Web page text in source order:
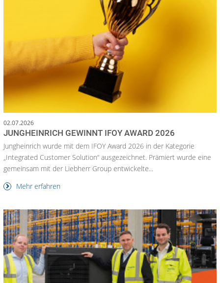
02.07.2026
JUNGHEINRICH GEWINNT IFOY AWARD 2026
Jungheinrich wurde mit dem IFOY Award 2026 in der Kategorie
„Integrated Customer Solution“ ausgezeichnet. Prämiert wurde eine
gemeinsam mit der Liebherr Group entwickelte...
Mehr erfahren